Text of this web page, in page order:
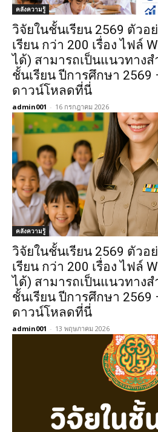
คลังความรู้
วิจัยในชั้นเรียน 2569 ตัวอ
เรียน กว่า 200 เรื่อง ไฟล์
ได้) สามารถเป็นแนวทาง
ชั้นเรียน ปีการศึกษา 2569
ดาวน์โหลดที่นี่
admin001 - 16 กรกฎาคม 2026
คลังความรู้
วิจัยในชั้นเรียน 2569 ตัวอ
เรียน กว่า 200 เรื่อง ไฟล์
ได้) สามารถเป็นแนวทาง
ชั้นเรียน ปีการศึกษา 2569
ดาวน์โหลดที่นี่
admin001 - 13 พฤษภาคม 2026